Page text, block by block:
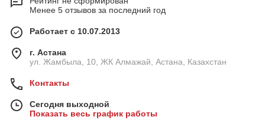
Менее 5 отзывов за последний год
Работает с 10.07.2013
г. Астана
ул. Жамбыла, 10, ЖК Алмажай, Астана, Казахстан
Контакты
Сегодня выходной
Показать весь график работы